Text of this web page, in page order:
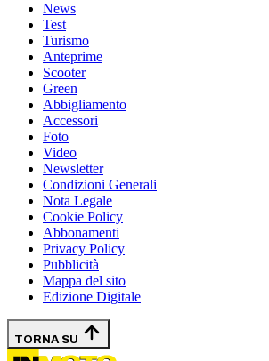
News
Test
Turismo
Anteprime
Scooter
Green
Abbigliamento
Accessori
Foto
Video
Newsletter
Condizioni Generali
Nota Legale
Cookie Policy
Abbonamenti
Privacy Policy
Pubblicità
Mappa del sito
Edizione Digitale
TORNA SU